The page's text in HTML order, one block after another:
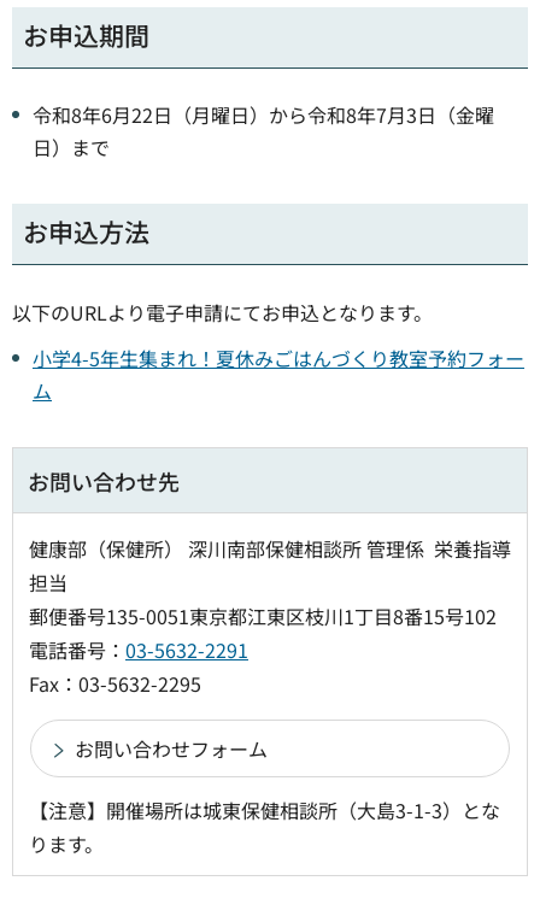
お申込期間
令和8年6月22日（月曜日）から令和8年7月3日（金曜
日）まで
お申込方法
以下のURLより電子申請にてお申込となります。
小学4-5年生集まれ！夏休みごはんづくり教室予約フォー
ム
お問い合わせ先
健康部（保健所） 深川南部保健相談所 管理係 栄養指導
担当
郵便番号135-0051東京都江東区枝川1丁目8番15号102
電話番号： 03-5632-2291
Fax：03-5632-2295
【注意】開催場所は城東保健相談所（大島3-1-3）とな
ります。